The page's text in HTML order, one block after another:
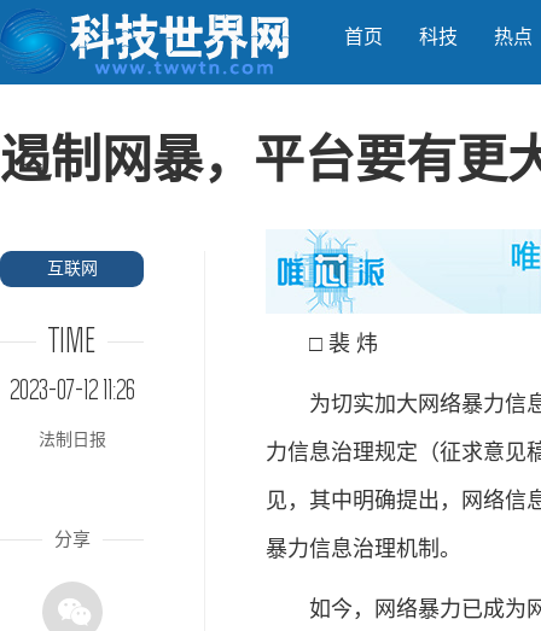
首页 科技 热点
遏制网暴，平台要有更
互联网
TIME
2023-07-12 11:26
法制日报
分享
□ 裴 炜
为切实加大网络暴力信息
力信息治理规定（征求意见
见，其中明确提出，网络信
暴力信息治理机制。
如今，网络暴力已成为网